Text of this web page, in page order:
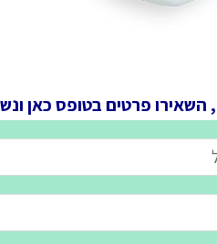
, השאירו פרטים בטופס כאן